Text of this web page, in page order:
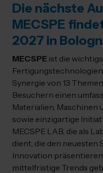
Die nächste
MECSPE
2027 in
MECSPE ist die
Synergie von 13
Besuchern einen
Materialien, Maschinen
sowie einzigartige
MECSPE LAB, die als
dient, die den neuesten
Innovation
mittelfristige Trends